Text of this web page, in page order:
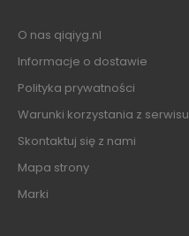
O nas qiqiyg.nl
Informacje o dostawie
Polityka prywatności
Warunki korzystania z serwisu
Skontaktuj się z nami
Mapa strony
Marki